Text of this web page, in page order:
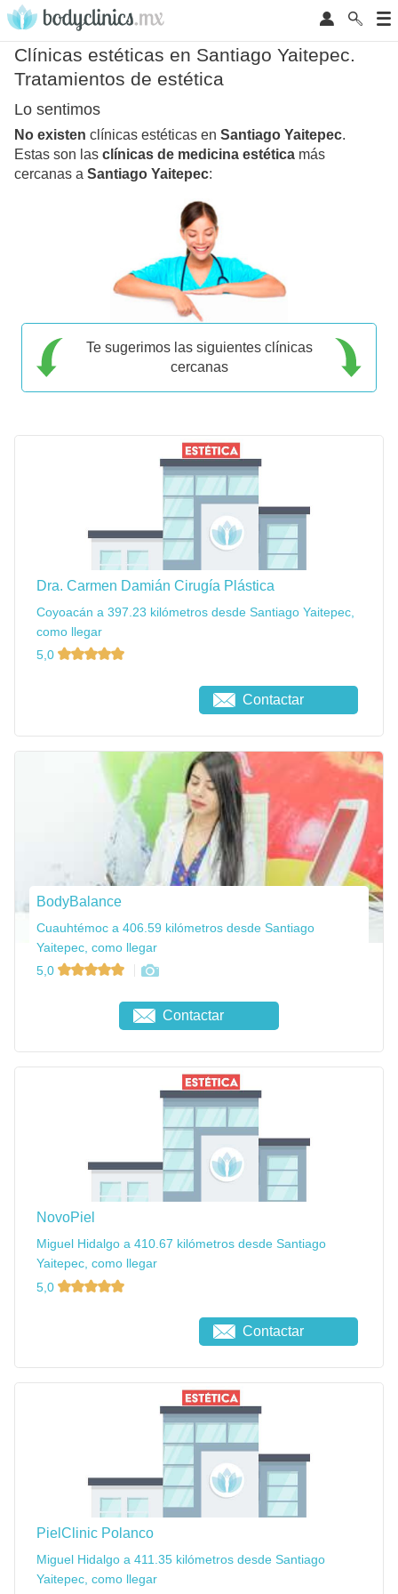
Clínicas estéticas en Santiago Yaitepec.
Tratamientos de estética
Lo sentimos
No existen clínicas estéticas en Santiago Yaitepec.
Estas son las clínicas de medicina estética más
cercanas a Santiago Yaitepec:
Te sugerimos las siguientes clínicas
cercanas
Dra. Carmen Damián Cirugía Plástica
Coyoacán a 397.23 kilómetros desde Santiago Yaitepec,
como llegar
5,0
Contactar
BodyBalance
Cuauhtémoc a 406.59 kilómetros desde Santiago
Yaitepec, como llegar
5,0
Contactar
NovoPiel
Miguel Hidalgo a 410.67 kilómetros desde Santiago
Yaitepec, como llegar
5,0
Contactar
PielClinic Polanco
Miguel Hidalgo a 411.35 kilómetros desde Santiago
Yaitepec, como llegar